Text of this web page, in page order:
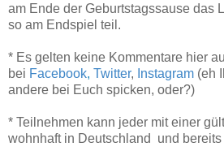
am Ende der Geburtstagssause das
so am Endspiel teil.
* Es gelten keine Kommentare hier
bei Facebook, Twitter, Instagram (eh
andere bei Euch spicken, oder?)
* Teilnehmen kann jeder mit einer
wohnhaft in Deutschland und